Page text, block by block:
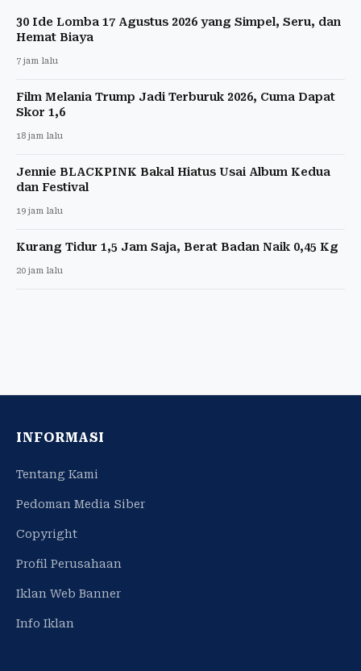
30 Ide Lomba 17 Agustus 2026 yang Simpel, Seru, dan
Hemat Biaya
7 jam lalu
Film Melania Trump Jadi Terburuk 2026, Cuma Dapat
Skor 1,6
18 jam lalu
Jennie BLACKPINK Bakal Hiatus Usai Album Kedua
dan Festival
19 jam lalu
Kurang Tidur 1,5 Jam Saja, Berat Badan Naik 0,45 Kg
20 jam lalu
INFORMASI
Tentang Kami
Pedoman Media Siber
Copyright
Profil Perusahaan
Iklan Web Banner
Info Iklan